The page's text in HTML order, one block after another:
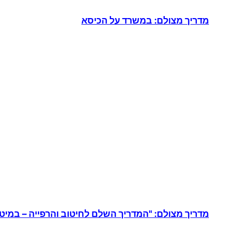
מדריך מצולם: במשרד על הכיסא
מדריך מצולם: "המדריך השלם לחיטוב והרפייה –